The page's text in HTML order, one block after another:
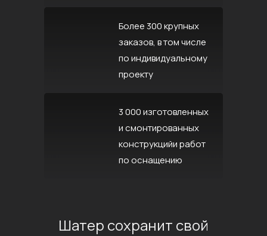
Более 300 крупных
заказов, в том числе
по индивидуальному
проекту
3 000 изготовленных
и смонтированных
конструкцийи работ
по оснащению
Шатер сохранит свой